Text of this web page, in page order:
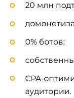
20 млн
0% ботов;
CPA-
аудитории.